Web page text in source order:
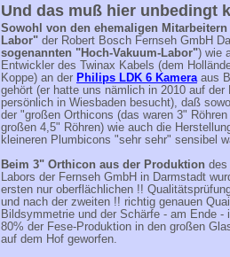
Und das muß hier unbedingt
Sowohl von den ehemaligen Mitarbeitern
Labor" der Robert Bosch Fernseh GmbH
sogenannten "Hoch-Vakuum-Labor") wie
Entwickler des Twinax Kabels (dem
Koppe) an der Philips LDK 6 Kameraaus
gehört (er hatte uns nämlich in 2010 auf der
persönlich in Wiesbaden besucht), daß
der "großen Orthicons (das waren 3"
großen 4,5" Röhren) wie auch die
kleineren Plumbicons "sehr sehr" sensibel
Beim 3" Orthicon aus der Produktion des
Labors der Fernseh GmbH in Darmstadt
ersten nur oberflächlichen !!
und nach der zweiten !! richtig genauen
Bildsymmetrie und der Schärfe - am Ende -
80% der Fese-Produktion in den großen
auf dem Hof geworfen.